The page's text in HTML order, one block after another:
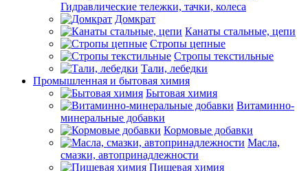
Гидравлические тележки, тачки, колеса
Домкрат
Канаты стальные, цепи
Стропы цепные
Стропы текстильные
Тали, лебедки
Промышленная и бытовая химия
Бытовая химия
Витаминно-
минеральные добавки
Кормовые добавки
Масла,
смазки, автопринадлежности
Пищевая химия